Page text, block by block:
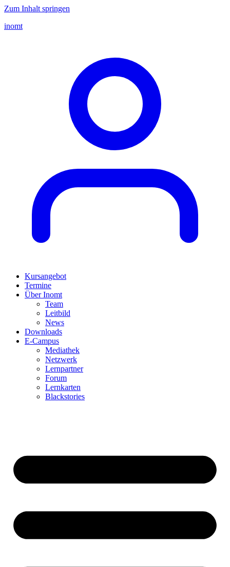
Zum Inhalt springen
inomt
Kursangebot
Termine
Über Inomt
Team
Leitbild
News
Downloads
E-Campus
Mediathek
Netzwerk
Lernpartner
Forum
Lernkarten
Blackstories